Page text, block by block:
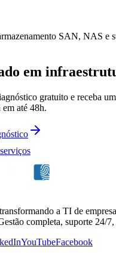
SAN, NAS e
em
gratuito e receba
em até 48h.
a TI de
completa, suporte 24/7,
YouTubeFacebook